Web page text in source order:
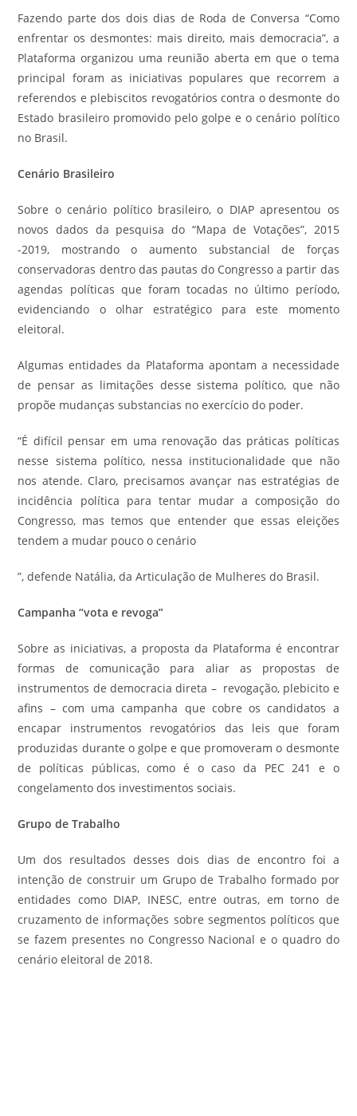
Fazendo parte dos dois dias de Roda de Conversa “Como
enfrentar os desmontes: mais direito, mais democracia”, a
Plataforma organizou uma reunião aberta em que o tema
principal foram as iniciativas populares que recorrem a
referendos e plebiscitos revogatórios contra o desmonte do
Estado brasileiro promovido pelo golpe e o cenário político
no Brasil.
Cenário Brasileiro
Sobre o cenário político brasileiro, o DIAP apresentou os
novos dados da pesquisa do “Mapa de Votações”, 2015
-2019, mostrando o aumento substancial de forças
conservadoras dentro das pautas do Congresso a partir das
agendas políticas que foram tocadas no último período,
evidenciando o olhar estratégico para este momento
eleitoral.
Algumas entidades da Plataforma apontam a necessidade
de pensar as limitações desse sistema político, que não
propõe mudanças substancias no exercício do poder.
“É difícil pensar em uma renovação das práticas políticas
nesse sistema político, nessa institucionalidade que não
nos atende. Claro, precisamos avançar nas estratégias de
incidência política para tentar mudar a composição do
Congresso, mas temos que entender que essas eleições
tendem a mudar pouco o cenário
”, defende Natália, da Articulação de Mulheres do Brasil.
Campanha “vota e revoga”
Sobre as iniciativas, a proposta da Plataforma é encontrar
formas de comunicação para aliar as propostas de
instrumentos de democracia direta – revogação, plebicito e
afins – com uma campanha que cobre os candidatos a
encapar instrumentos revogatórios das leis que foram
produzidas durante o golpe e que promoveram o desmonte
de políticas públicas, como é o caso da PEC 241 e o
congelamento dos investimentos sociais.
Grupo de Trabalho
Um dos resultados desses dois dias de encontro foi a
intenção de construir um Grupo de Trabalho formado por
entidades como DIAP, INESC, entre outras, em torno de
cruzamento de informações sobre segmentos políticos que
se fazem presentes no Congresso Nacional e o quadro do
cenário eleitoral de 2018.